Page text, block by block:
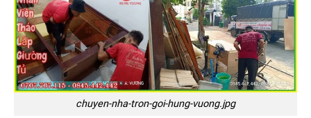
chuyen-nha-tron-goi-hung-vuong.jpg